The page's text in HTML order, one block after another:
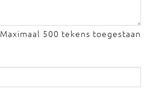
Maximaal 500 tekens toegestaan